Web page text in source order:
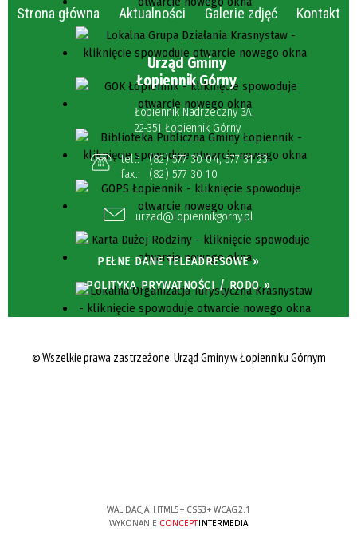
Strona główna Aktualności Galerie zdjęć Kontakt
Urząd Gminy
Łopiennik Górny
Łopiennik Nadrzeczny 3A,
22-351 Łopiennik Górny
tel.: (82) 577 30 04,577 31 23
fax.:
(82) 577 30 10
urzad@lopiennikgorny.pl
PEŁNE DANE TELEADRESOWE »
POLITYKA PRYWATNOŚCI / RODO »
© Wszelkie prawa zastrzeżone, Urząd Gminy w Łopienniku Górnym
WALIDACJA: HTML5+ CSS3+ WCAG 2.1
WYKONANIE CONCEPTINTERMEDIA